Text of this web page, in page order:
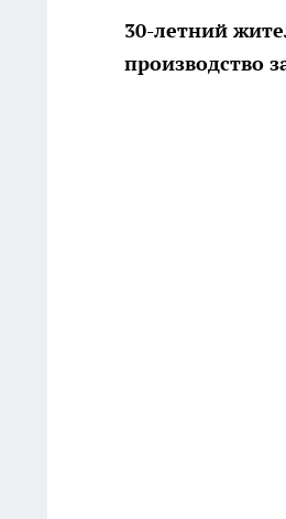
30-летний
производство